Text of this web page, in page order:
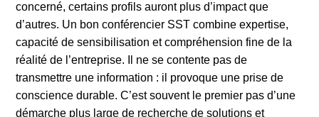
concerné, certains profils auront plus d’impact que
d’autres. Un bon conférencier SST combine expertise,
capacité de sensibilisation et compréhension fine de la
réalité de l’entreprise. Il ne se contente pas de
transmettre une information : il provoque une prise de
conscience durable. C’est souvent le premier pas d’une
démarche plus large de recherche de solutions et